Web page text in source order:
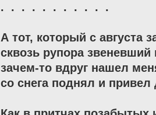
.  .  .  .  .  .  .  .  .  .  .
А тот, который с августа
сквозь рупора
зачем-то вдруг нашел
со снега поднял и